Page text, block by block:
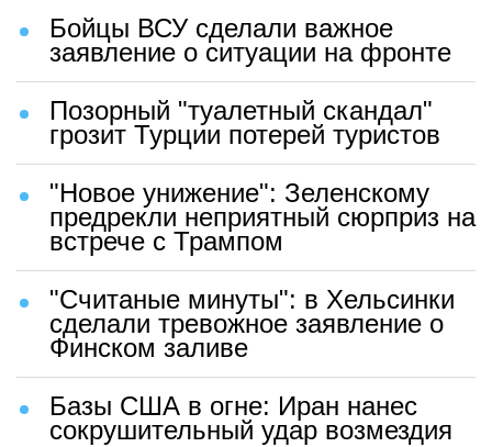
Бойцы ВСУ сделали важное
заявление о ситуации на фронте
Позорный "туалетный скандал"
грозит Турции потерей туристов
"Новое унижение": Зеленскому
предрекли неприятный сюрприз на
встрече с Трампом
"Считаные минуты": в Хельсинки
сделали тревожное заявление о
Финском заливе
Базы США в огне: Иран нанес
сокрушительный удар возмездия